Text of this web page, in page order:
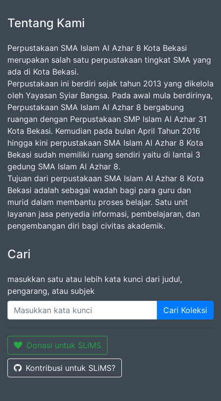
Tentang Kami
Perpustakaan SMA Islam Al Azhar 8 Kota Bekasi
merupakan salah satu perpustakaan tingkat SMA yang
ada di Kota Bekasi.
Perpustakaan ini berdiri sejak tahun 2013 yang dikelola
oleh Yayasan Syiar Bangsa. Pada awal mula berdirinya,
Perpustakaan SMA Islam Al Azhar 8 bergabung
ruangan dengan Perpustakaan SMP Islam Al Azhar 31
Kota Bekasi. Kemudian pada bulan April Tahun 2016
hingga kini perpustakaan SMA Islam Al Azhar 8 Kota
Bekasi sudah memiliki ruang sendiri yaitu di lantai 3
gedung SMA Islam Al Azhar 8.
Tujuan dari perpustakaan SMA Islam Al Azhar 8 Kota
Bekasi adalah sebagai wadah bagi para guru dan
murid dalam membantu proses belajar. Satu unit
layanan jasa penyedia informasi, pembelajaran, dan
pengembangan diri bagi civitas akademik.
Cari
masukkan satu atau lebih kata kunci dari judul,
pengarang, atau subjek
Cari Koleksi
Donasi untuk SLiMS
Kontribusi untuk SLiMS?